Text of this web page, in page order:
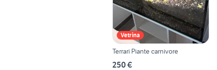
Vetrina
Terrari Piante carnivore
250 €